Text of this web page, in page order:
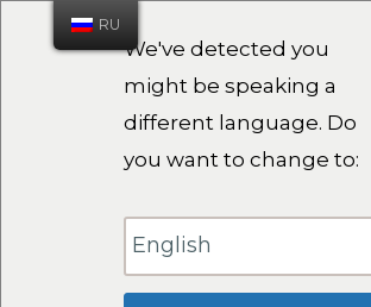
We've detected you
might be speaking a
different language. Do
you want to change to:
English
RU